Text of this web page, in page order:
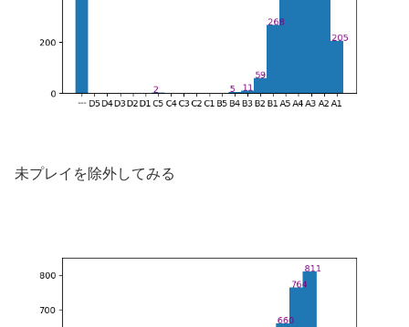
未プレイを除外してみる